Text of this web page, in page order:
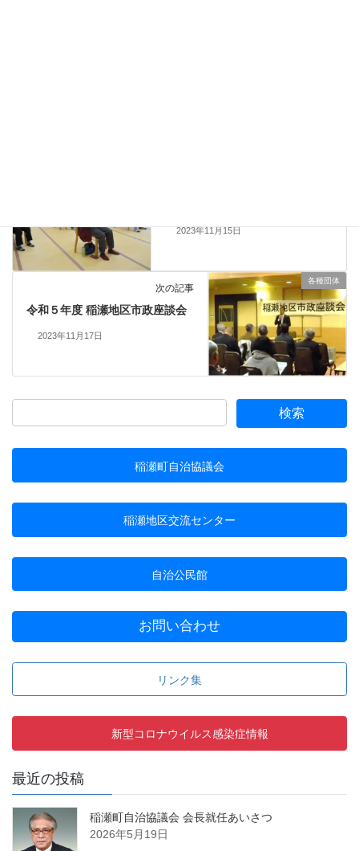
2023年11月15日
各種団体
次の記事
令和５年度 稲瀬地区市政座談会
2023年11月17日
稲瀬町自治協議会
稲瀬地区交流センター
自治公民館
お問い合わせ
リンク集
新型コロナウイルス感染症情報
最近の投稿
稲瀬町自治協議会 会長就任あいさつ
2026年5月19日